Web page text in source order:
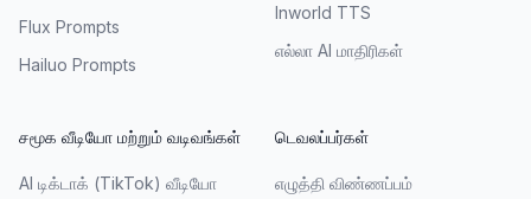
Flux Prompts
Hailuo Prompts
Inworld TTS
எல்லா AI மாதிரிகள்
சமூக வீடியோ மற்றும் வடிவங்கள்
AI டிக்டாக் (TikTok) வீடியோ
டெவலப்பர்கள்
எழுத்தி விண்ணப்பம்